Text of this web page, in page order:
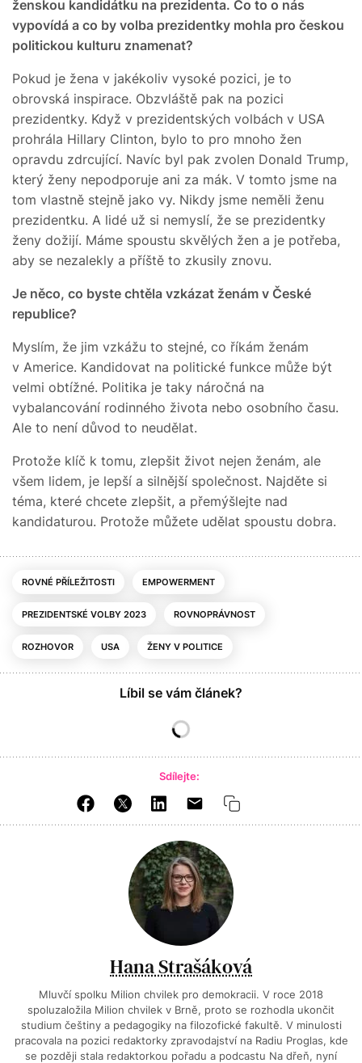
ženskou kandidátku na prezidenta. Co to o nás
vypovídá a co by volba prezidentky mohla pro českou
politickou kulturu znamenat?
Pokud je žena v jakékoliv vysoké pozici, je to
obrovská inspirace. Obzvláště pak na pozici
prezidentky. Když v prezidentských volbách v USA
prohrála Hillary Clinton, bylo to pro mnoho žen
opravdu zdrcující. Navíc byl pak zvolen Donald Trump,
který ženy nepodporuje ani za mák. V tomto jsme na
tom vlastně stejně jako vy. Nikdy jsme neměli ženu
prezidentku. A lidé už si nemyslí, že se prezidentky
ženy dožijí. Máme spoustu skvělých žen a je potřeba,
aby se nezalekly a příště to zkusily znovu.
Je něco, co byste chtěla vzkázat ženám v České
republice?
Myslím, že jim vzkážu to stejné, co říkám ženám
v Americe. Kandidovat na politické funkce může být
velmi obtížné. Politika je taky náročná na
vybalancování rodinného života nebo osobního času.
Ale to není důvod to neudělat.
Protože klíč k tomu, zlepšit život nejen ženám, ale
všem lidem, je lepší a silnější společnost. Najděte si
téma, které chcete zlepšit, a přemýšlejte nad
kandidaturou. Protože můžete udělat spoustu dobra.
ROVNÉ PŘÍLEŽITOSTI EMPOWERMENT
PREZIDENTSKÉ VOLBY 2023 ROVNOPRÁVNOST
ROZHOVOR USA ŽENY V POLITICE
Líbil se vám článek?
Sdílejte:
Hana Strašáková
Mluvčí spolku Milion chvilek pro demokracii. V roce 2018
spoluzaložila Milion chvilek v Brně, proto se rozhodla ukončit
studium češtiny a pedagogiky na filozofické fakultě. V minulosti
pracovala na pozici redaktorky zpravodajství na Radiu Proglas, kde
se později stala redaktorkou pořadu a podcastu Na dřeň, nyní